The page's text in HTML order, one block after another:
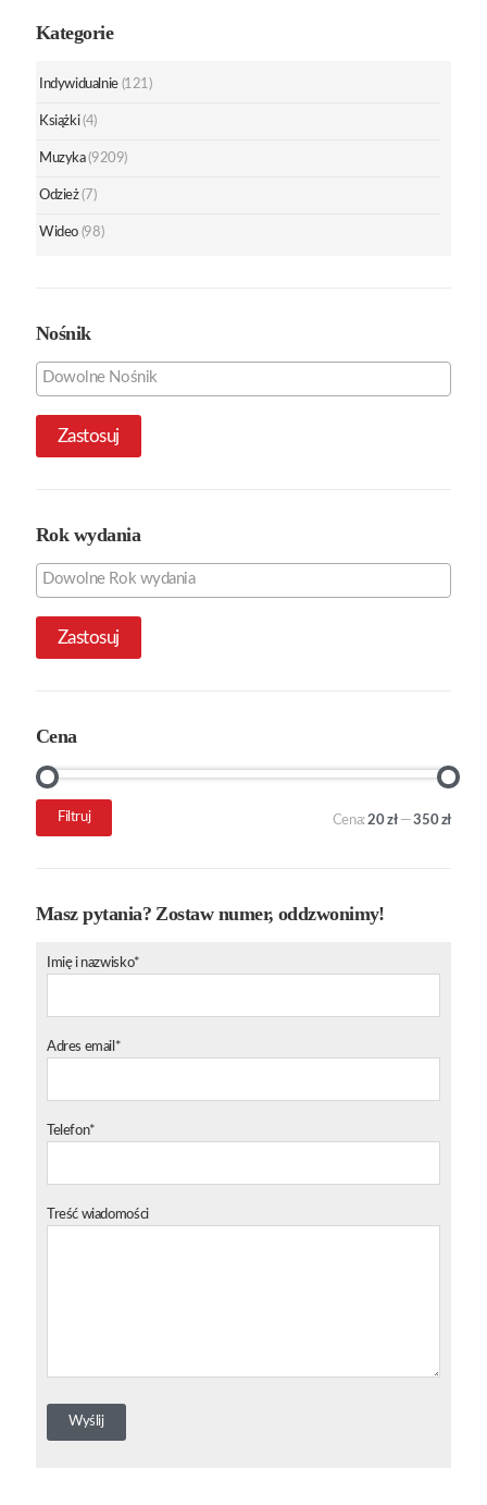
Kategorie
Indywidualnie (121)
Książki (4)
Muzyka (9209)
Odzież (7)
Wideo (98)
Nośnik
Zastosuj
Rok wydania
Zastosuj
Cena
Cena
Cena
Filtruj Cena:20 zł—350 zł
Masz pytania? Zostaw numer, oddzwonimy!
Imię i nazwisko*
Adres email*
Telefon*
Treść wiadomości